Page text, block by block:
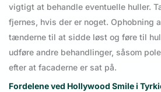
vigtigt at behandle eventuelle huller.
fjernes, hvis der er noget. Ophobning
tænderne til at sidde løst og føre til
udføre andre behandlinger, såsom
efter at facaderne er sat på.
Fordelene ved Hollywood Smile i